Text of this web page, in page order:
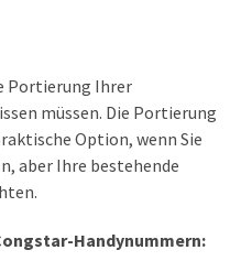
Portierung Ihrer
müssen. Die Portierung
Option, wenn Sie
aber Ihre bestehende
Handynummern: